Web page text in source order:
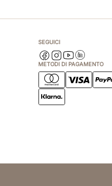
SEGUICI
METODI DI PAGAMENTO